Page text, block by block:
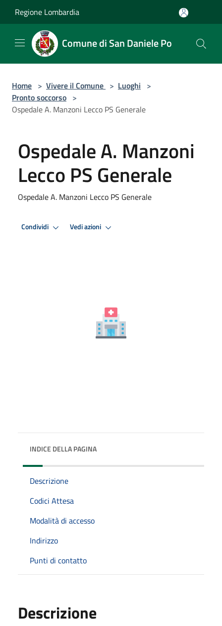
Regione Lombardia
Comune di San Daniele Po
Home > Vivere il Comune > Luoghi >
Pronto soccorso >
Ospedale A. Manzoni Lecco PS Generale
Ospedale A. Manzoni
Lecco PS Generale
Ospedale A. Manzoni Lecco PS Generale
Condividi Vedi azioni
INDICE DELLA PAGINA
Descrizione
Codici Attesa
Modalità di accesso
Indirizzo
Punti di contatto
Descrizione